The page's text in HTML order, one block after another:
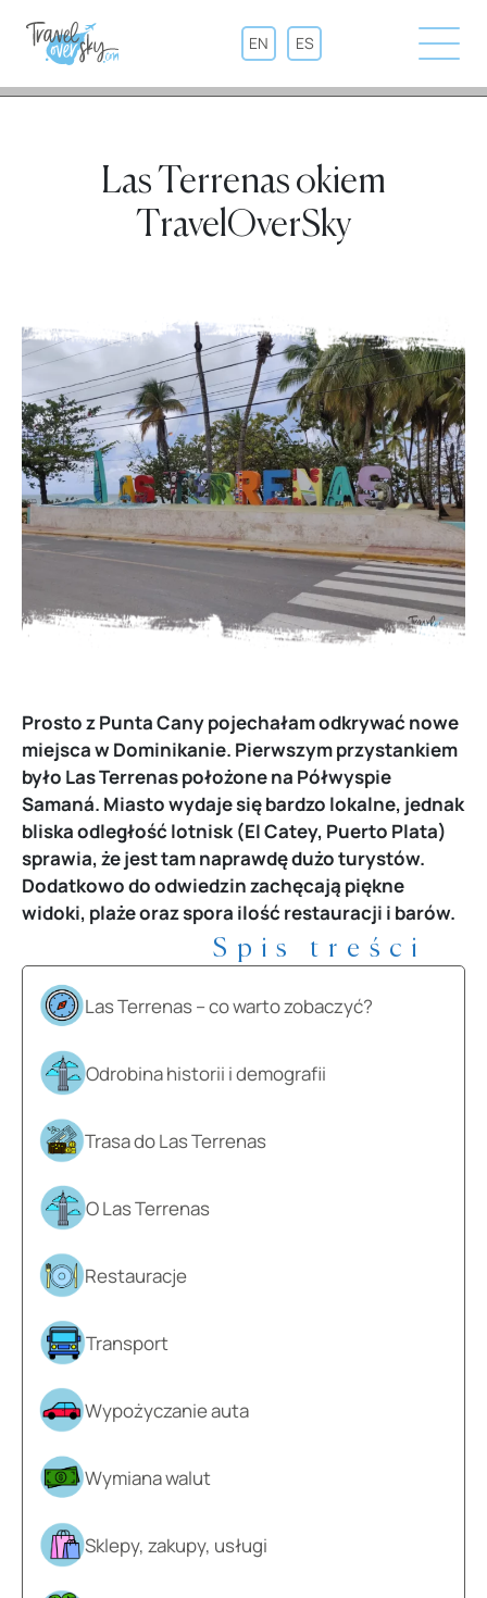
EN ES
Las Terrenas okiem
TravelOverSky
Prosto z Punta Cany pojechałam odkrywać nowe
miejsca w Dominikanie. Pierwszym przystankiem
było Las Terrenas położone na Półwyspie
Samaná. Miasto wydaje się bardzo lokalne, jednak
bliska odległość lotnisk (El Catey, Puerto Plata)
sprawia, że jest tam naprawdę dużo turystów.
Dodatkowo do odwiedzin zachęcają piękne
widoki, plaże oraz spora ilość restauracji i barów.
Spis treści
Las Terrenas – co warto zobaczyć?
Odrobina historii i demografii
Trasa do Las Terrenas
O Las Terrenas
Restauracje
Transport
Wypożyczanie auta
Wymiana walut
Sklepy, zakupy, usługi